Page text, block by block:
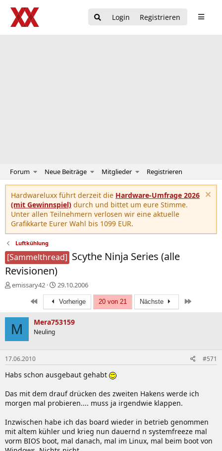
Login Registrieren
Forum Neue Beiträge Mitglieder Registrieren
Hardwareluxx führt derzeit die Hardware-Umfrage 2026
(mit Gewinnspiel) durch und bittet um eure Stimme.
Unter allen Teilnehmern verlosen wir eine aktuelle
Grafikkarte Eurer Wahl bis 1099 EUR.
Luftkühlung
[Sammelthread] Scythe Ninja Series (alle
Revisionen)
E
e
r
emissary42
E
r
s
t
e
m
29.10.2006
Erste Vorherige 20 von 21 Nächste
M Mera753159
Neuling
17.06.2010 #571
Habs schon ausgebaut gehabt
Das mit dem drauf drücken des zweiten Hakens werde ich
morgen mal probieren.... muss ja irgendwie klappen.
Inzwischen habe ich das board wieder in betrieb genommen
mit altem kühler und krieg nun dauernd n systemfreeze mal
vorm BIOS boot, mal danach, mal im Linux, mal beim boot von